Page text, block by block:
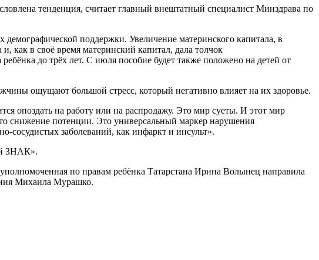
тенденция, считает главный внештатный специалист Минздрава по
поддержки. Увеличение материнского капитала, в
как в своё время материнский капитал, дала толчок
до трёх лет. С июля пособие будет также положено на детей от
ощущают большой стресс, который негативно влияет на их здоровье.
опоздать на работу или на распродажу. Это мир суеты. И этот мир
снижение потенции. Это универсальный маркер нарушения
сосудистых заболеваний, как инфаркт и инсульт».
ЗНАК».
по правам ребёнка Татарстана Ирина Волынец направила
Михаила Мурашко.